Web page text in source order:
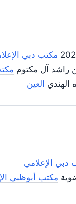
مكتب دبي
راشد آل مكتوم
الهندي العين
دبي الإعلامي
مكتب أبوظبي